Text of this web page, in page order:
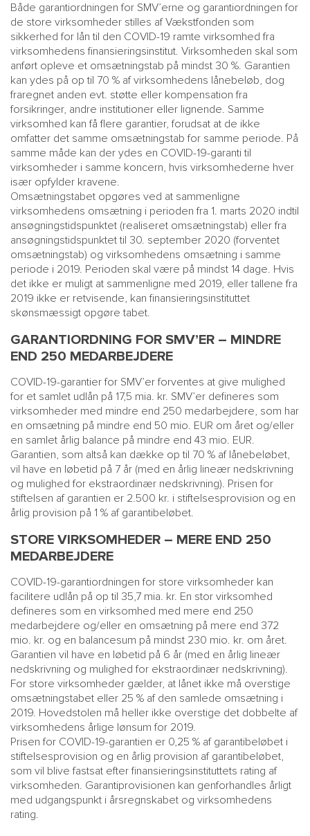
Både garantiordningen for SMV’erne og garantiordningen for
de store virksomheder stilles af Vækstfonden som
sikkerhed for lån til den COVID-19 ramte virksomhed fra
virksomhedens finansieringsinstitut. Virksomheden skal som
anført opleve et omsætningstab på mindst 30 %. Garantien
kan ydes på op til 70 % af virksomhedens lånebeløb, dog
fraregnet anden evt. støtte eller kompensation fra
forsikringer, andre institutioner eller lignende. Samme
virksomhed kan få flere garantier, forudsat at de ikke
omfatter det samme omsætningstab for samme periode. På
samme måde kan der ydes en COVID-19-garanti til
virksomheder i samme koncern, hvis virksomhederne hver
især opfylder kravene.
Omsætningstabet opgøres ved at sammenligne
virksomhedens omsætning i perioden fra 1. marts 2020 indtil
ansøgningstidspunktet (realiseret omsætningstab) eller fra
ansøgningstidspunktet til 30. september 2020 (forventet
omsætningstab) og virksomhedens omsætning i samme
periode i 2019. Perioden skal være på mindst 14 dage. Hvis
det ikke er muligt at sammenligne med 2019, eller tallene fra
2019 ikke er retvisende, kan finansieringsinstituttet
skønsmæssigt opgøre tabet.
GARANTIORDNING FOR SMV’ER – MINDRE
END 250 MEDARBEJDERE
COVID-19-garantier for SMV’er forventes at give mulighed
for et samlet udlån på 17,5 mia. kr. SMV’er defineres som
virksomheder med mindre end 250 medarbejdere, som har
en omsætning på mindre end 50 mio. EUR om året og/eller
en samlet årlig balance på mindre end 43 mio. EUR.
Garantien, som altså kan dække op til 70 % af lånebeløbet,
vil have en løbetid på 7 år (med en årlig lineær nedskrivning
og mulighed for ekstraordinær nedskrivning). Prisen for
stiftelsen af garantien er 2.500 kr. i stiftelsesprovision og en
årlig provision på 1 % af garantibeløbet.
STORE VIRKSOMHEDER – MERE END 250
MEDARBEJDERE
COVID-19-garantiordningen for store virksomheder kan
facilitere udlån på op til 35,7 mia. kr. En stor virksomhed
defineres som en virksomhed med mere end 250
medarbejdere og/eller en omsætning på mere end 372
mio. kr. og en balancesum på mindst 230 mio. kr. om året.
Garantien vil have en løbetid på 6 år (med en årlig lineær
nedskrivning og mulighed for ekstraordinær nedskrivning).
For store virksomheder gælder, at lånet ikke må overstige
omsætningstabet eller 25 % af den samlede omsætning i
2019. Hovedstolen må heller ikke overstige det dobbelte af
virksomhedens årlige lønsum for 2019.
Prisen for COVID-19-garantien er 0,25 % af garantibeløbet i
stiftelsesprovision og en årlig provision af garantibeløbet,
som vil blive fastsat efter finansieringsinstituttets rating af
virksomheden. Garantiprovisionen kan genforhandles årligt
med udgangspunkt i årsregnskabet og virksomhedens
rating.